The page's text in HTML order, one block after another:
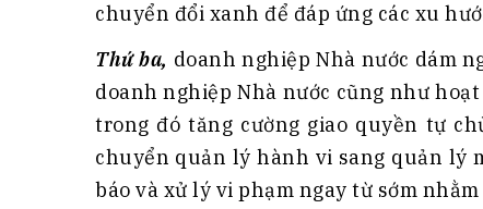
chuyển đổi xanh để đáp ứng các xu
Thứ ba, doanh nghiệp Nhà nước dám
doanh nghiệp Nhà nước cũng như
trong đó tăng cường giao quyền tự
chuyển quản lý hành vi sang quản lý
báo và xử lý vi phạm ngay từ sớm